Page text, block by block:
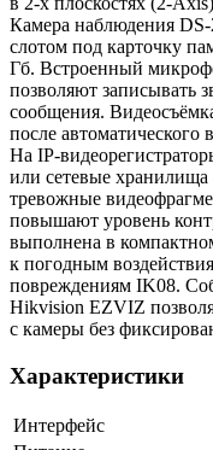
Камера наблюдения
слотом под карточку
Гб. Встроенный
позволяют записывать
сообщения.
после
На IP-
или сетевые хранилища
тревожные
повышают уровень
выполнена в
к погодным
повреждениям IK08.
Hikvision EZVIZ
с камеры без
Характеристики
Интерфейс